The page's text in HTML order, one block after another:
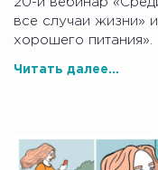
20-й вебинар
все случаи жизни»
хорошего питания».
Читать далее...